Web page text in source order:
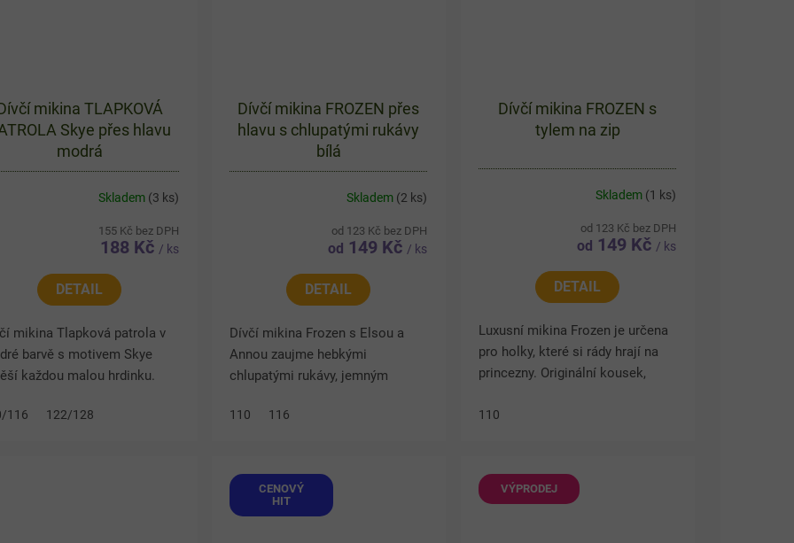
mikina TLAPKOVÁ
Skye přes hlavu
modrá
Skladem (3 ks)
155 Kč bez DPH
188 Kč / ks
DETAIL
mikina Tlapková patrola v
barvě s motivem Skye
každou malou hrdinku.
zajistí komfort v
116 122/128
Dívčí mikina FROZEN přes
hlavu s chlupatými rukávy
bílá
Skladem (2 ks)
od 123 Kč bez DPH
od 149 Kč / ks
DETAIL
Dívčí mikina Frozen s Elsou a
Annou zaujme hebkými
chlupatými rukávy, jemným
šatech princezny Elsy. Hřejivý
110 116
Dívčí mikina FROZEN s
tylem na zip
Skladem (1 ks)
od 123 Kč bez DPH
od 149 Kč / ks
DETAIL
Luxusní mikina Frozen je určena
pro holky, které si rády hrají na
princezny. Originální kousek,
chladnějšího počasí a přitom
110
CENOVÝ
HIT
VÝPRODEJ